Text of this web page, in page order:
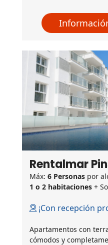
Rentalmar
Máx: 6 Personas por
1 o 2 habitaciones +
¡Con recepción
Apartamentos con
cómodos y